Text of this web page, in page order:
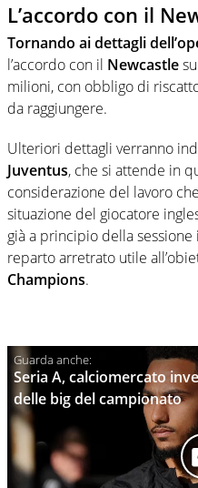
L’accordo con il
Tornando ai dettagli
l’accordo con il Newcastle
milioni, con obbligo di
da raggiungere.
Ulteriori dettagli verranno
Juventus, che si attende in
considerazione del lavoro
situazione del giocatore
già a principio della
reparto arretrato utile
Champions.
Seria A, calciomercato
delle big del campionato